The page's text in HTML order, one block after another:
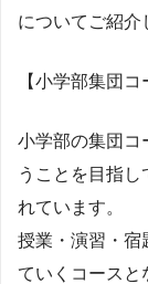
についてご紹介
【小学部集団コ
小学部の集団コ
うことを目指
れています。
授業・演習・宿
ていくコースと